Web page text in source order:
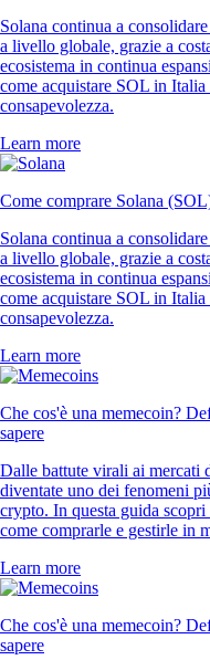
Solana continua a
a livello globale, grazie a
ecosistema in continua
come acquistare SOL in
consapevolezza.
Learn more
Come comprare Solana
Solana continua a
a livello globale, grazie a
ecosistema in continua
come acquistare SOL in
consapevolezza.
Learn more
Che cos'è una memecoin?
sapere
Dalle battute virali ai mercati
diventate uno dei fenomeni
crypto. In questa guida
come comprarle e gestirle in
Learn more
Che cos'è una memecoin?
sapere